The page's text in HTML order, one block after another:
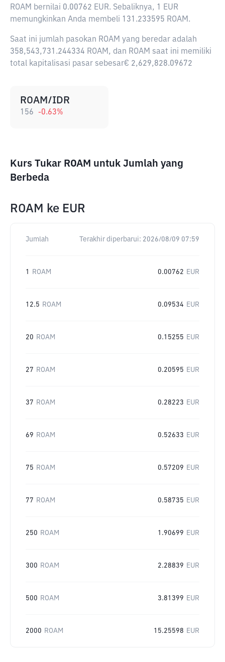
ROAM bernilai 0.00762 EUR. Sebaliknya, 1 EUR
memungkinkan Anda membeli 131.233595 ROAM.
Saat ini jumlah pasokan ROAM yang beredar adalah
358,543,731.244334 ROAM, dan ROAM saat ini memiliki
total kapitalisasi pasar sebesar€ 2,629,828.09672
ROAM/IDR
156 -0.63%
Kurs Tukar ROAM untuk Jumlah yang
Berbeda
ROAM ke EUR
Jumlah Terakhir diperbarui: 2026/08/09 07:59
1 ROAM 0.00762 EUR
12.5 ROAM 0.09534 EUR
20 ROAM 0.15255 EUR
27 ROAM 0.20595 EUR
37 ROAM 0.28223 EUR
69 ROAM 0.52633 EUR
75 ROAM 0.57209 EUR
77 ROAM 0.58735 EUR
250 ROAM 1.90699 EUR
300 ROAM 2.28839 EUR
500 ROAM 3.81399 EUR
2000 ROAM 15.25598 EUR